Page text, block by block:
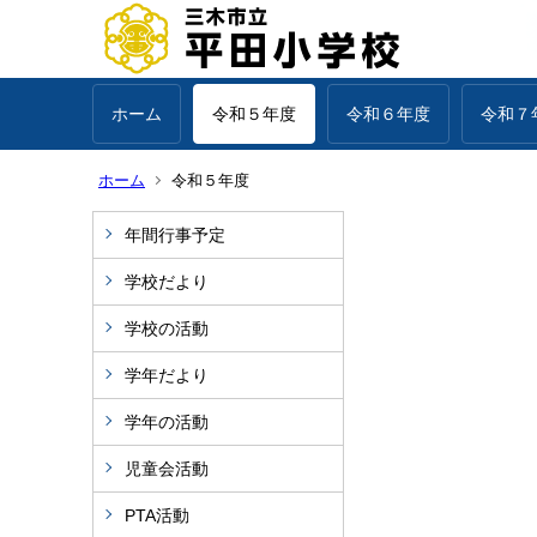
ホーム 令和５年度 令和６年度 令和７
ホーム 令和５年度
年間行事予定
学校だより
学校の活動
学年だより
学年の活動
児童会活動
PTA活動